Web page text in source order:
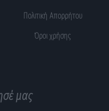
Πολιτική Απορρήτου
Όροι χρήσης
μας